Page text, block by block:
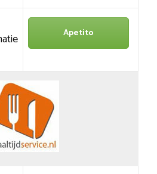
Apetito